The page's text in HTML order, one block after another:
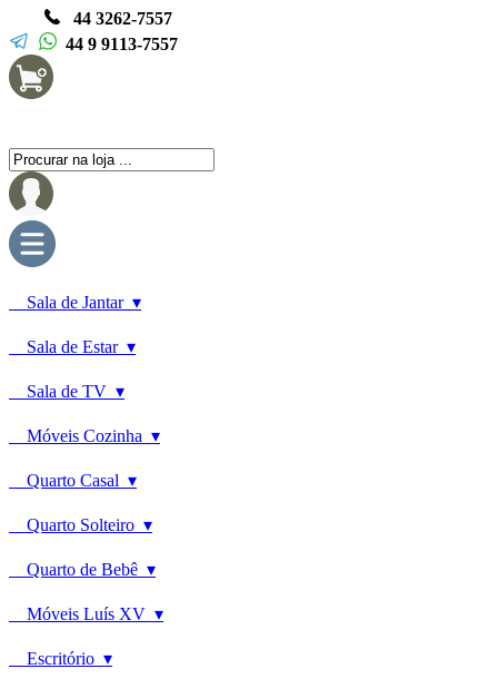
44 3262-7557
44 9 9113-7557
Sala de Jantar ▾
Sala de Estar ▾
Sala de TV ▾
Móveis Cozinha ▾
Quarto Casal ▾
Quarto Solteiro ▾
Quarto de Bebê ▾
Móveis Luís XV ▾
Escritório ▾